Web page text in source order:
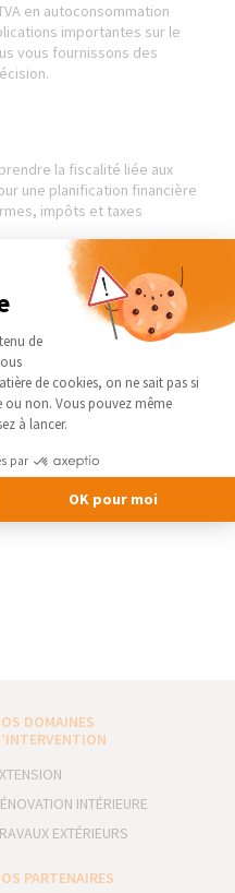
en autoconsommation
importantes sur le
vous fournissons des
la fiscalité liée aux
une planification financière
impôts et taxes
transition vers l'énergie
🌟💚 Si vous avez des
installations
solliciter.
grâce à l'énergie du
#TVA
#Fiscalité
DOMAINES
INTÉRIEURE
EXTÉRIEURS
PARTENAIRES
du
de
de cookies, on ne sait pas si
ou non. Vous pouvez même
à lancer.
par
OK pour moi